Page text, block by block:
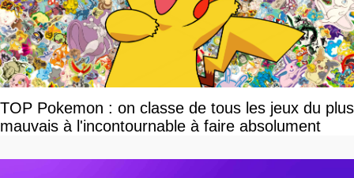
TOP Pokemon : on classe de tous les jeux du plus
mauvais à l'incontournable à faire absolument